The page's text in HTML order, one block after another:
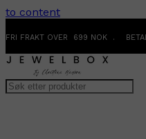
to content
FRI FRAKT OVER 699 NOK .